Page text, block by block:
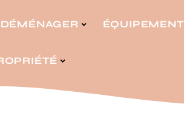
DÉMÉNAGER ÉQUIPEMENT